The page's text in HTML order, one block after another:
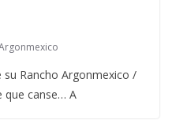
Rancho Argonmexico /
que canse… A